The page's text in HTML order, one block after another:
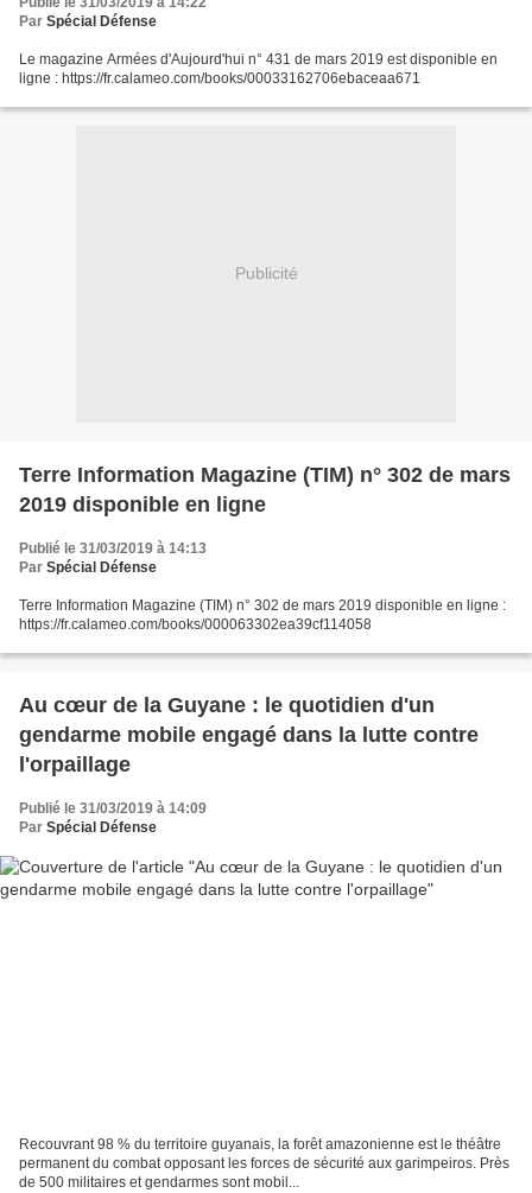
Par Spécial Défense
Le magazine Armées d'Aujourd'hui n° 431 de mars 2019 est disponible en
ligne : https://fr.calameo.com/books/00033162706ebaceaa671
Publicité
Terre Information Magazine (TIM) n° 302 de mars
2019 disponible en ligne
Publié le 31/03/2019 à 14:13
Par Spécial Défense
Terre Information Magazine (TIM) n° 302 de mars 2019 disponible en ligne :
https://fr.calameo.com/books/000063302ea39cf114058
Au cœur de la Guyane : le quotidien d'un
gendarme mobile engagé dans la lutte contre
l'orpaillage
Publié le 31/03/2019 à 14:09
Par Spécial Défense
Recouvrant 98 % du territoire guyanais, la forêt amazonienne est le théâtre
permanent du combat opposant les forces de sécurité aux garimpeiros. Près
de 500 militaires et gendarmes sont mobil...